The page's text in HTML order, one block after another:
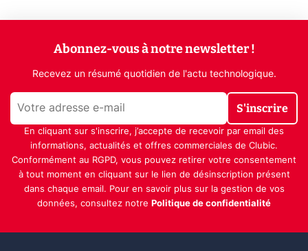
Abonnez-vous à notre newsletter !
Recevez un résumé quotidien de l'actu technologique.
S'inscrire
En cliquant sur s'inscrire, j’accepte de recevoir par email des
informations, actualités et offres commerciales de Clubic.
Conformément au RGPD, vous pouvez retirer votre consentement
à tout moment en cliquant sur le lien de désinscription présent
dans chaque email. Pour en savoir plus sur la gestion de vos
données, consultez notre Politique de confidentialité